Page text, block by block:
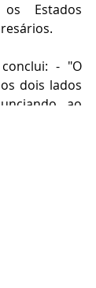
os  Estados
conclui: - "O
dois lados
ao